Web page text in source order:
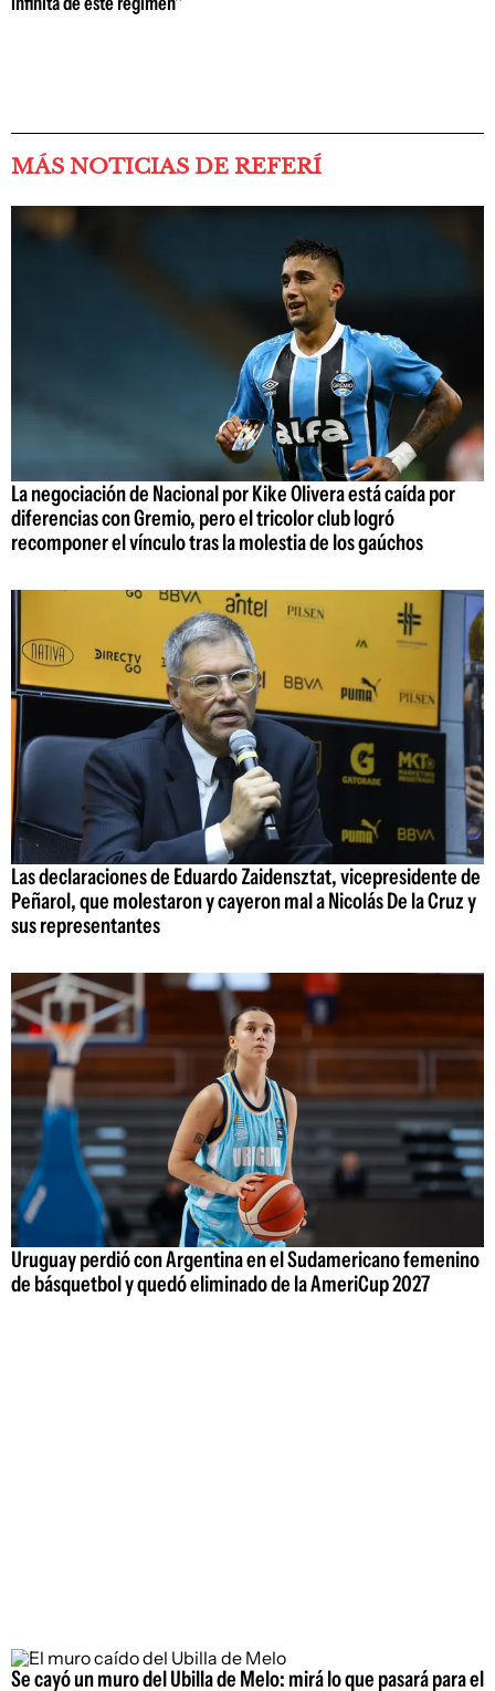
MÁS NOTICIAS DE REFERÍ
La negociación de Nacional por Kike Olivera está caída por
diferencias con Gremio, pero el tricolor club logró
recomponer el vínculo tras la molestia de los gaúchos
Las declaraciones de Eduardo Zaidensztat, vicepresidente de
Peñarol, que molestaron y cayeron mal a Nicolás De la Cruz y
sus representantes
Uruguay perdió con Argentina en el Sudamericano femenino
de básquetbol y quedó eliminado de la AmeriCup 2027
Se cayó un muro del Ubilla de Melo: mirá lo que pasará para el